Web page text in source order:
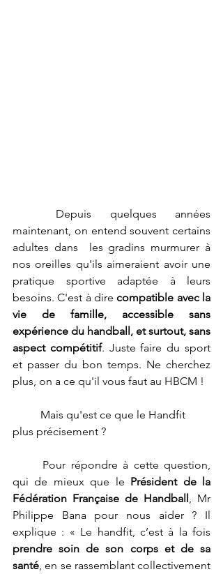
maintenant, on entend souvent certains
adultes dans  les gradins murmurer à
nos oreilles qu'ils aimeraient avoir une
pratique sportive adaptée à leurs
besoins. C'est à dire compatible avec la
vie de famille, accessible sans
expérience du handball, et surtout, sans
aspect compétitif. Juste faire du sport
et passer du bon temps. Ne cherchez
plus, on a ce qu'il vous faut au HBCM !
qui de mieux que le Président de la
Fédération Française de Handball, Mr
Philippe Bana pour nous aider ? Il
prendre soin de son corps et de sa
santé, en se rassemblant collectivement